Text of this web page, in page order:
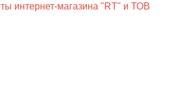
интернет-магазина "RT" и ТОВ